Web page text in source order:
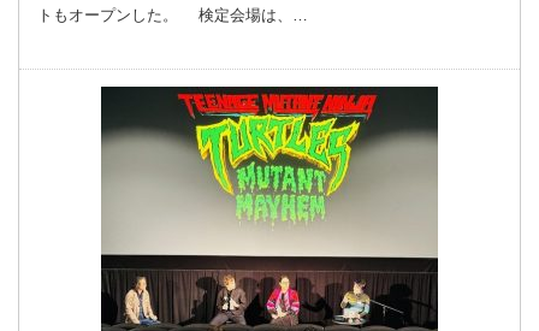
トもオープンした。 検定会場は、…